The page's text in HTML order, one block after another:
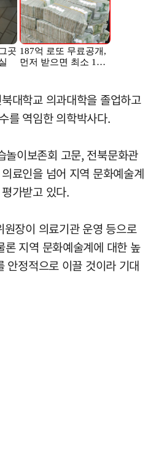
대학교 의과대학을 졸업하고
를 역임한 의학박사다.
놀이보존회 고문, 전북문화관
료인을 넘어 지역 문화예술계
가받고 있다.
장이 의료기관 운영 등으로
지역 문화예술계에 대한 높
안정적으로 이끌 것이라 기대